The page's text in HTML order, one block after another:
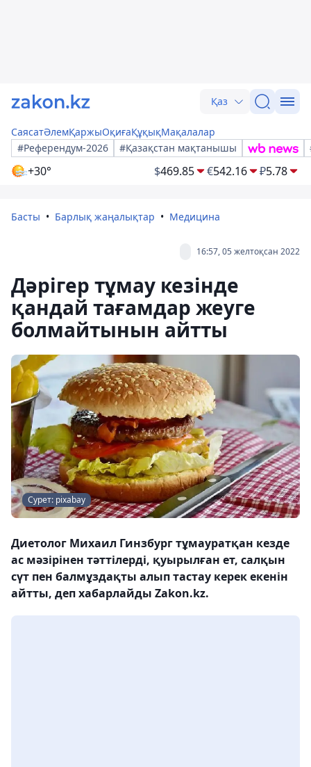
Қаз
СаясатӘлемҚаржыОқиғаҚұқықМақалалар
#Референдум-2026
#Қазақстан мақтанышы
+30° $469.85 €542.16 ₽5.78
Басты Барлық жаңалықтар Медицина
16:57, 05 желтоқсан 2022
Дәрігер тұмау кезінде
қандай тағамдар жеуге
болмайтынын айтты
Сурет: pixabay
Диетолог Михаил Гинзбург тұмауратқан кезде
ас мәзірінен тәттілерді, қуырылған ет, салқын
сүт пен балмұздақты алып тастау керек екенін
айтты, деп хабарлайды Zakon.kz.